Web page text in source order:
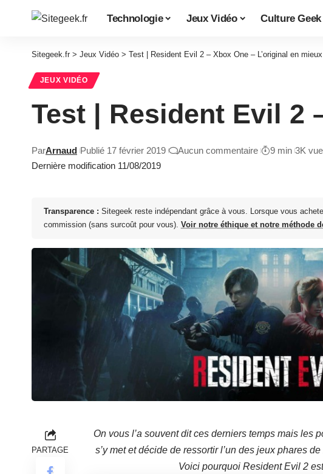
Technologie Jeux Vidéo Culture Geek
Sitegeek.fr > Jeux Vidéo > Test | Resident Evil 2 – Xbox One – L’original en mieux
JEUX VIDÉO
Test | Resident Evil 2
Dernière modification 11/08/2019
ParArnaud Publié 17 février 2019 Aucun commentaire 9 min 3K
Transparence : Sitegeek reste indépendant grâce à vous. Lorsque vous
commission (sans surcoût pour vous). Voir notre éthique et notre méthode
PARTAGE
On vous l’a souvent dit ces derniers temps mais les
s’y met et décide de ressortir l’un des jeux phares
Voici pourquoi Resident Evil 2